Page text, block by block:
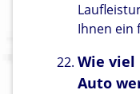
Ihnen ein
Wie viel
Auto